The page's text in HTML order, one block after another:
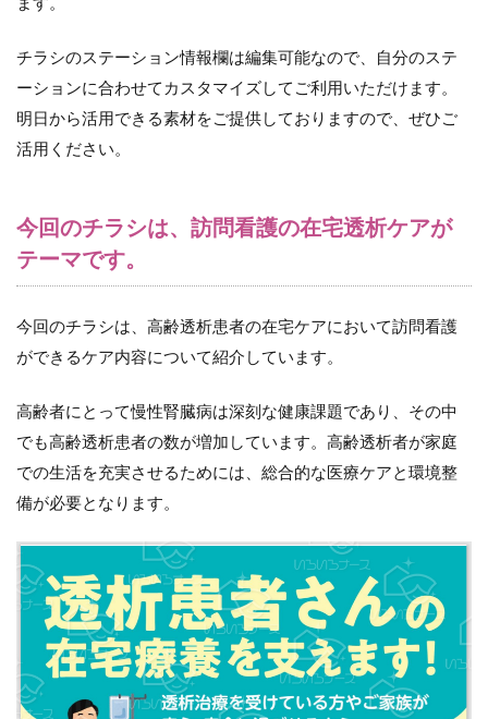
チラシのステーション情報欄は編集可能なので、自分のステ
ーションに合わせてカスタマイズしてご利用いただけます。
明日から活用できる素材をご提供しておりますので、ぜひご
活用ください。
今回のチラシは、訪問看護の在宅透析ケアが
テーマです。
今回のチラシは、高齢透析患者の在宅ケアにおいて訪問看護
ができるケア内容について紹介しています。
高齢者にとって慢性腎臓病は深刻な健康課題であり、その中
でも高齢透析患者の数が増加しています。高齢透析者が家庭
での生活を充実させるためには、総合的な医療ケアと環境整
備が必要となります。